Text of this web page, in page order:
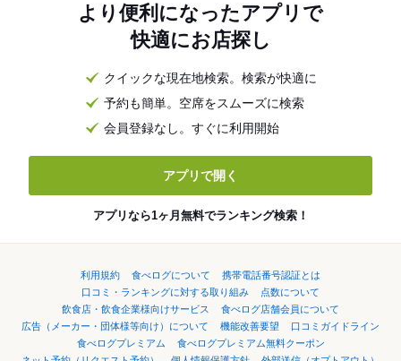
より便利になったアプリで
快適にお店探し
クイックな現在地検索。検索が快適に
予約も簡単。空席をスムーズに検索
会員登録なし。すぐに利用開始
アプリで開く
アプリなら1ヶ月無料でランキング検索！
利用規約 食べログについて
携帯電話番号認証とは
口コミ・ランキングに対する取り組み
点数について
飲食店・飲食企業様向けサービス
食べログ店舗会員について
広告（メーカー・団体様等向け）について
機能改善要望
口コミガイドライン
食べログプレミアム
食べログプレミアム無料クーポン